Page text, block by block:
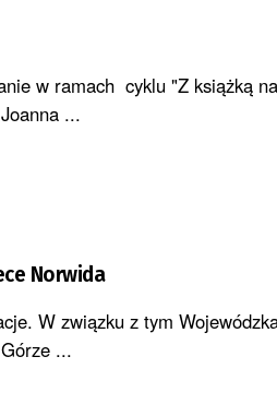
w ramach cyklu "Z książką
...
Norwida
W związku z tym
...